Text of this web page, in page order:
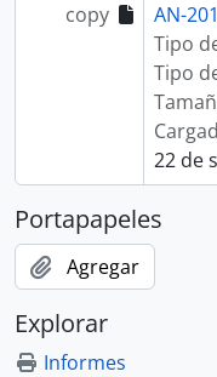
copy
AN-
Tipo
Tipo
22 de
Portapapeles
Agregar
Explorar
Informes